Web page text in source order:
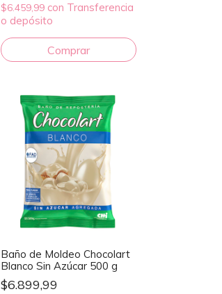
$6.459,99 con Transferencia
o depósito
Baño de Moldeo Chocolart
Blanco Sin Azúcar 500 g
$6.899,99